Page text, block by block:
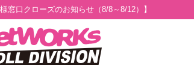
窓口クローズのお知らせ（8/8～8/12）】